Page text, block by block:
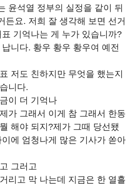
윤석열 정부의 실정을 같이 뒤
든요. 저희 잘 생각해 보면 선거
기억나는 게 누가 있습니까?
니다. 황우 황우 황우여 예전
저도 친하지만 무엇을 했는지
니다.
이 더 기억나
가 그래서 이게 참 그래서 한동
해야 되지?제가 그때 당선됐
에 엄청나게 많은 기사가 쏟아
그러고
리고 막 나는데 지금은 한 열흘